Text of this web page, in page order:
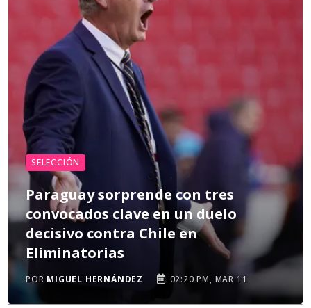
SELECCIÓN
Paraguay sorprende con tres
convocados clave en un duelo
decisivo contra Chile en
Eliminatorias
POR MIGUEL HERNÁNDEZ 02:20 PM, MAR 11